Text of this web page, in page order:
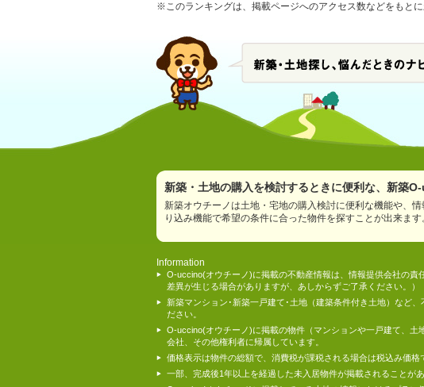
※このランキングは、掲載ページへのアクセス数などをもと
新築・土地の購入を検討するときに便利な、新築
新築オウチーノは土地・宅地の購入検討に便利な機能や、
り込み機能で希望の条件に合った物件を探すことが出来ます
Information
O-uccino(オウチーノ)に掲載の不動産情報は、情報提供会社の
差異が生じる場合がありますが、あしからずご了承ください。）
新築マンション･新築一戸建て･土地（建築条件付き土地）など
ださい。
O-uccino(オウチーノ)に掲載の物件（マンションや一戸建て、
会社、その他権利者に帰属しています。
価格表示は物件の総額で、消費税が課税される場合は税込み価格
一部、完成後1年以上を経過した未入居物件が掲載されることが